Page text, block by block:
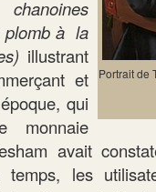
Portrait de
plomb à la
illustrant
et
qui
monnaie
avait
temps, les